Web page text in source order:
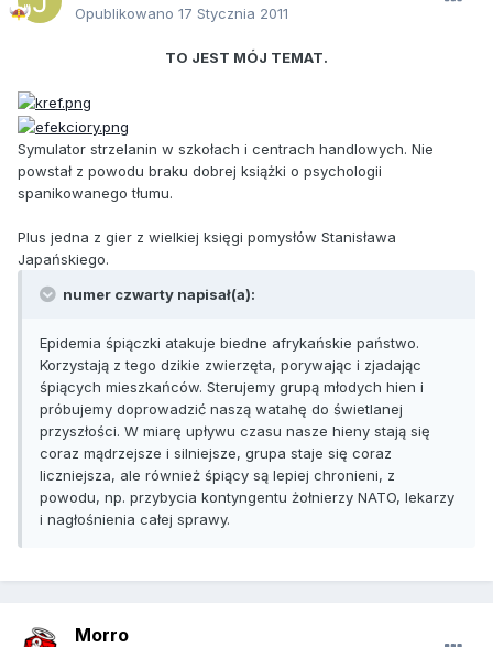
Opublikowano 17 Stycznia 2011
TO JEST MÓJ TEMAT.
Symulator strzelanin w szkołach i centrach handlowych. Nie
powstał z powodu braku dobrej książki o psychologii
spanikowanego tłumu.
Plus jedna z gier z wielkiej księgi pomysłów Stanisława
Japańskiego.
numer czwarty napisał(a):
Epidemia śpiączki atakuje biedne afrykańskie państwo.
Korzystają z tego dzikie zwierzęta, porywając i zjadając
śpiących mieszkańców. Sterujemy grupą młodych hien i
próbujemy doprowadzić naszą watahę do świetlanej
przyszłości. W miarę upływu czasu nasze hieny stają się
coraz mądrzejsze i silniejsze, grupa staje się coraz
liczniejsza, ale również śpiący są lepiej chronieni, z
powodu, np. przybycia kontyngentu żołnierzy NATO, lekarzy
i nagłośnienia całej sprawy.
Morro